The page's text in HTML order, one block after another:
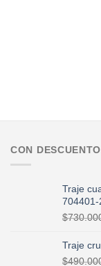
CON DESCUENTO
Traje
704401-
$
Traje
$